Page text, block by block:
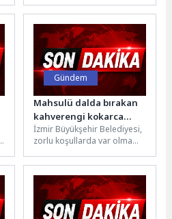
Belediyesi’ni ziyaret etti.
Başkan Vekili Dr....
Gündem
Mahsulü dalda bırakan
kahverengi kokarca
böceğine karşı tuzak
İzmir Büyükşehir Belediyesi,
zorlu koşullarda var olma
dirençli hale getirmek için,
ülke...